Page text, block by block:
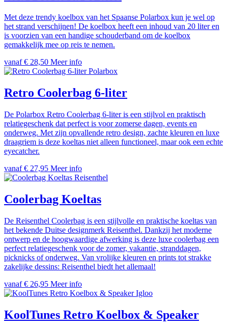
Met deze trendy koelbox van het Spaanse Polarbox kun je wel op
het strand verschijnen! De koelbox heeft een inhoud van 20 liter en
is voorzien van een handige schouderband om de koelbox
gemakkelijk mee op reis te nemen.
vanaf € 28,50 Meer info
Polarbox
Retro Coolerbag 6-liter
De Polarbox Retro Coolerbag 6-liter is een stijlvol en praktisch
relatiegeschenk dat perfect is voor zomerse dagen, events en
onderweg. Met zijn opvallende retro design, zachte kleuren en luxe
draagriem is deze koeltas niet alleen functioneel, maar ook een echte
eyecatcher.
vanaf € 27,95 Meer info
Reisenthel
Coolerbag Koeltas
De Reisenthel Coolerbag is een stijlvolle en praktische koeltas van
het bekende Duitse designmerk Reisenthel. Dankzij het moderne
ontwerp en de hoogwaardige afwerking is deze luxe coolerbag een
perfect relatiegeschenk voor de zomer, vakantie, stranddagen,
picknicks of onderweg. Van vrolijke kleuren en prints tot strakke
zakelijke dessins: Reisenthel biedt het allemaal!
vanaf € 26,95 Meer info
Igloo
KoolTunes Retro Koelbox & Speaker